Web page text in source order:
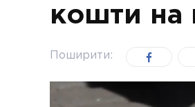
кошти на
Поширити: